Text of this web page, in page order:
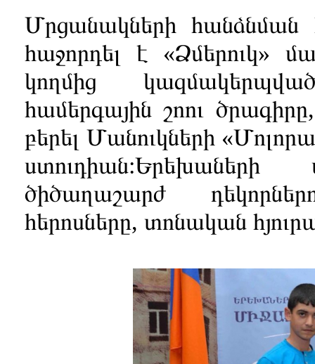
Մրցանակների հանձնման
հաջորդել է «Ձմերուկ»
կողմից
համերգային շոու
բերել Մանուկների
ծիծաղաշարժ
հերոսները, տոնական